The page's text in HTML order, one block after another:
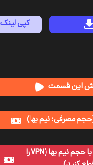
کپی لینک
این قسمت
مصرفی: نیم بها)
خرید و دانلود با حجم نیم بها (VPN را